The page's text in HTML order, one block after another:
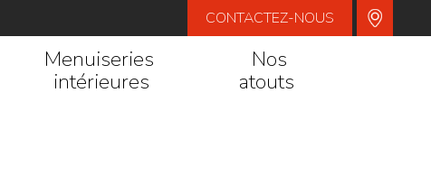
CONTACTEZ-NOUS
Menuiseries
intérieures
Nos
atouts